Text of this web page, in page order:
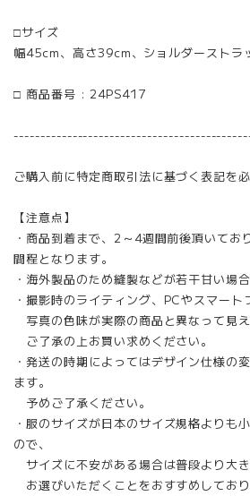
□サイズ
幅45cm、高さ39cm、ショルダーストラ
□ 商品番号 : 24PS417
ご購入前に特定商取引法に基づく表記を
【注意点】
・商品到着まで、2～4週間前後頂いてお
間程となります。
・海外製品のため縫製などが若干甘い場
・撮影時のライティング、PCやスマート
写真の色味が実際の商品と異なって見
ご了承の上お買い求めください。
・発送の時期によってはデザイン仕様の
ます。
予めご了承ください。
・服のサイズが日本のサイズ規格よりも
ので、
サイズに不安がある場合は普段より大
お選びいただくことをおすすめしており